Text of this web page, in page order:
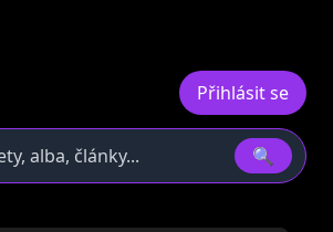
Přihlásit se
🔍